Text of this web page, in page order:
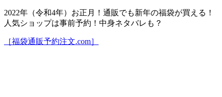
2022年（令和4年）お正月！通販でも新年の福袋が買える！
人気ショップは事前予約！中身ネタバレも？
［福袋通販予約注文.com］